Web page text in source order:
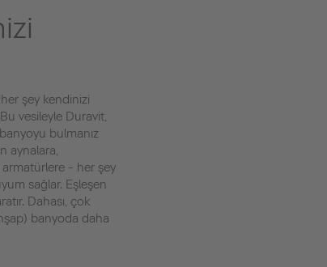
şey kendinizi
vesileyle Duravit,
bulmanız
aynalara,
armatürlere - her şey
sağlar. Eşleşen
Dahası, çok
banyoda daha